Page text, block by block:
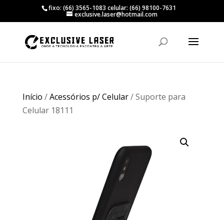
fixo: (66) 3565-1083 celular: (66) 98100-7631
exclusive.laser@hotmail.com
Início /Acessórios p/ Celular/ Suporte para
Celular 18111